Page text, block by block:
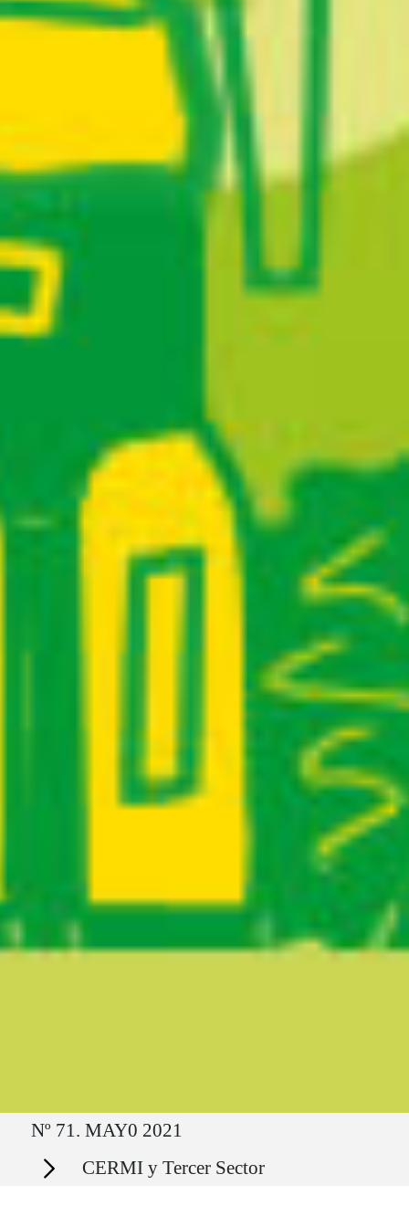
Ruta del sitio
Nº 71. MAY0 2021
Secciones CERMI y Tercer Sector